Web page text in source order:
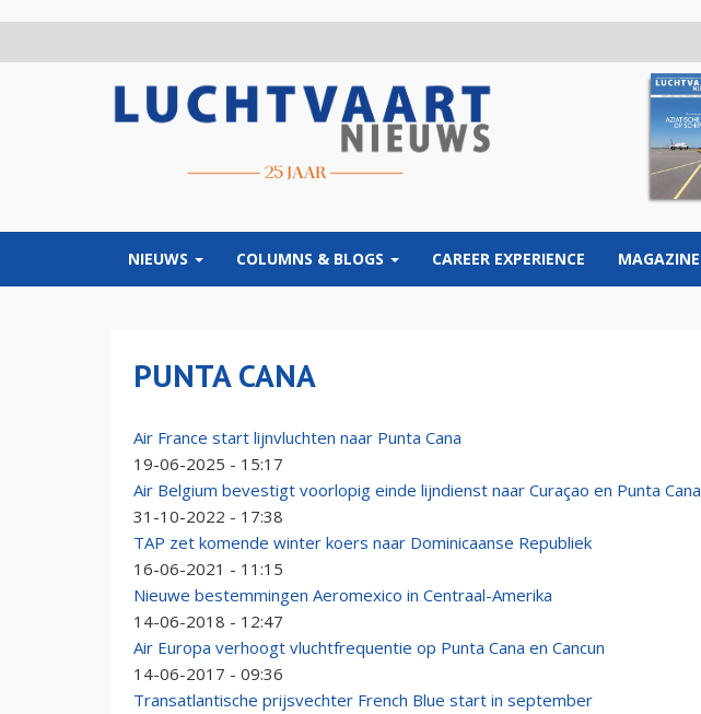
NIEUWS COLUMNS & BLOGS CAREER EXPERIENCE MAGAZINE
PUNTA CANA
Air France start lijnvluchten naar Punta Cana
19-06-2025 - 15:17
Air Belgium bevestigt voorlopig einde lijndienst naar Curaçao en Punta Cana
31-10-2022 - 17:38
TAP zet komende winter koers naar Dominicaanse Republiek
16-06-2021 - 11:15
Nieuwe bestemmingen Aeromexico in Centraal-Amerika
14-06-2018 - 12:47
Air Europa verhoogt vluchtfrequentie op Punta Cana en Cancun
14-06-2017 - 09:36
Transatlantische prijsvechter French Blue start in september